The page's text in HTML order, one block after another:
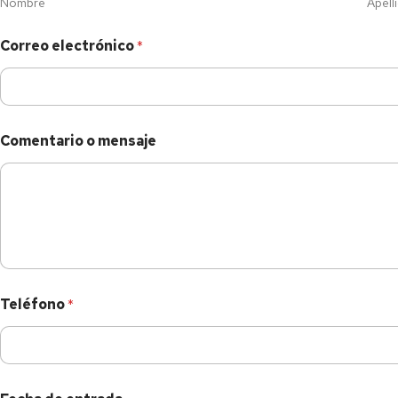
Correo electrónico*
Comentario o mensaje
Teléfono*